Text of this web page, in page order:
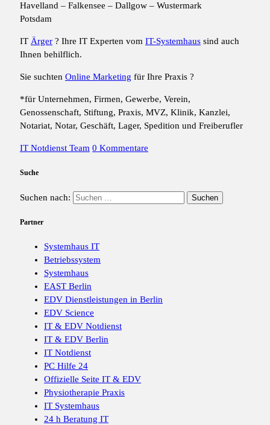
Havelland – Falkensee – Dallgow – Wustermark
Potsdam
IT Ärger ? Ihre IT Experten vom IT-Systemhaus sind auch
Ihnen behilflich.
Sie suchten Online Marketing für Ihre Praxis ?
*für Unternehmen, Firmen, Gewerbe, Verein,
Genossenschaft, Stiftung, Praxis, MVZ, Klinik, Kanzlei,
Notariat, Notar, Geschäft, Lager, Spedition und Freiberufler
IT Notdienst Team 0 Kommentare
Suche
Suchen nach:
Partner
Systemhaus IT
Betriebssystem
Systemhaus
EAST Berlin
EDV Dienstleistungen in Berlin
EDV Science
IT & EDV Notdienst
IT & EDV Berlin
IT Notdienst
PC Hilfe 24
Offizielle Seite IT & EDV
Physiotherapie Praxis
IT Systemhaus
24 h Beratung IT